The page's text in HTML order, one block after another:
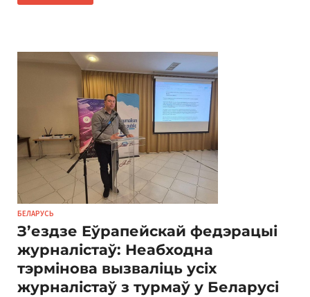
БЕЛАРУСЬ
З’ездзе Еўрапейскай федэрацыі
журналістаў: Неабходна
тэрмінова вызваліць усіх
журналістаў з турмаў у Беларусі